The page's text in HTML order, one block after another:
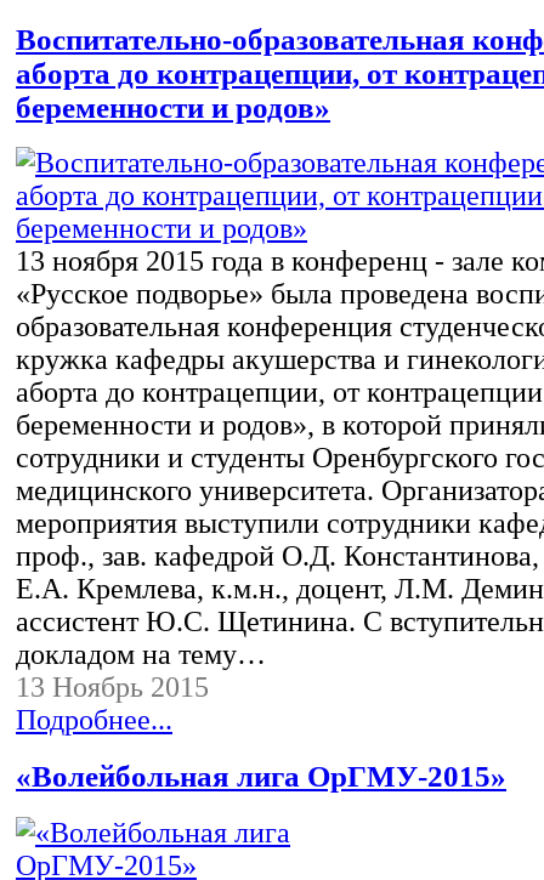
Воспитательно-образовательная
аборта до контрацепции, от
беременности и родов»
13 ноября 2015 года в конференц - зале
«Русское подворье» была проведена
образовательная конференция
кружка кафедры акушерства и
аборта до контрацепции, от
беременности и родов», в которой
сотрудники и студенты Оренбургского
медицинского университета.
мероприятия выступили сотрудники
проф., зав. кафедрой О.Д.
Е.А. Кремлева, к.м.н., доцент, Л.М.
ассистент Ю.С. Щетинина. С
докладом на тему…
13 Ноябрь 2015
Подробнее...
«Волейбольная лига ОрГМУ-2015»